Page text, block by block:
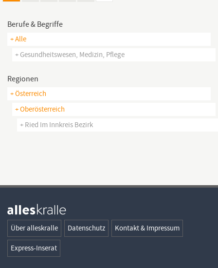
Berufe & Begriffe
+ Alle
+ Gesundheitswesen, Medizin, Pflege
Regionen
+ Österreich
+ Oberösterreich
+ Ried Im Innkreis Bezirk
Über alleskralle Datenschutz Kontakt & Impressum
Express-Inserat